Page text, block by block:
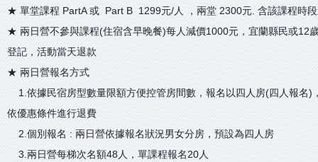
★ 單堂課程 PartA 或 Part B 1299元/人 ，兩堂 2300元. 含該課程時
★ 兩日營不參與課程(住宿含早晚餐)每人減價1000元，宜蘭縣民或12
登記，活動當天退款
★ 兩日營報名方式
1.依據民宿房型數量限額方便控管房間數，報名以四人房(四人報名)
依優惠條件進行退費
2.個別報名 : 兩日營依據報名狀況男女分房，預設為四人房
3.兩日營每梯次名額48人，單課程報名20人